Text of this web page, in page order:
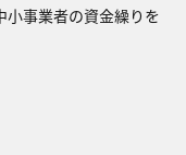
小事業者の資金繰りを